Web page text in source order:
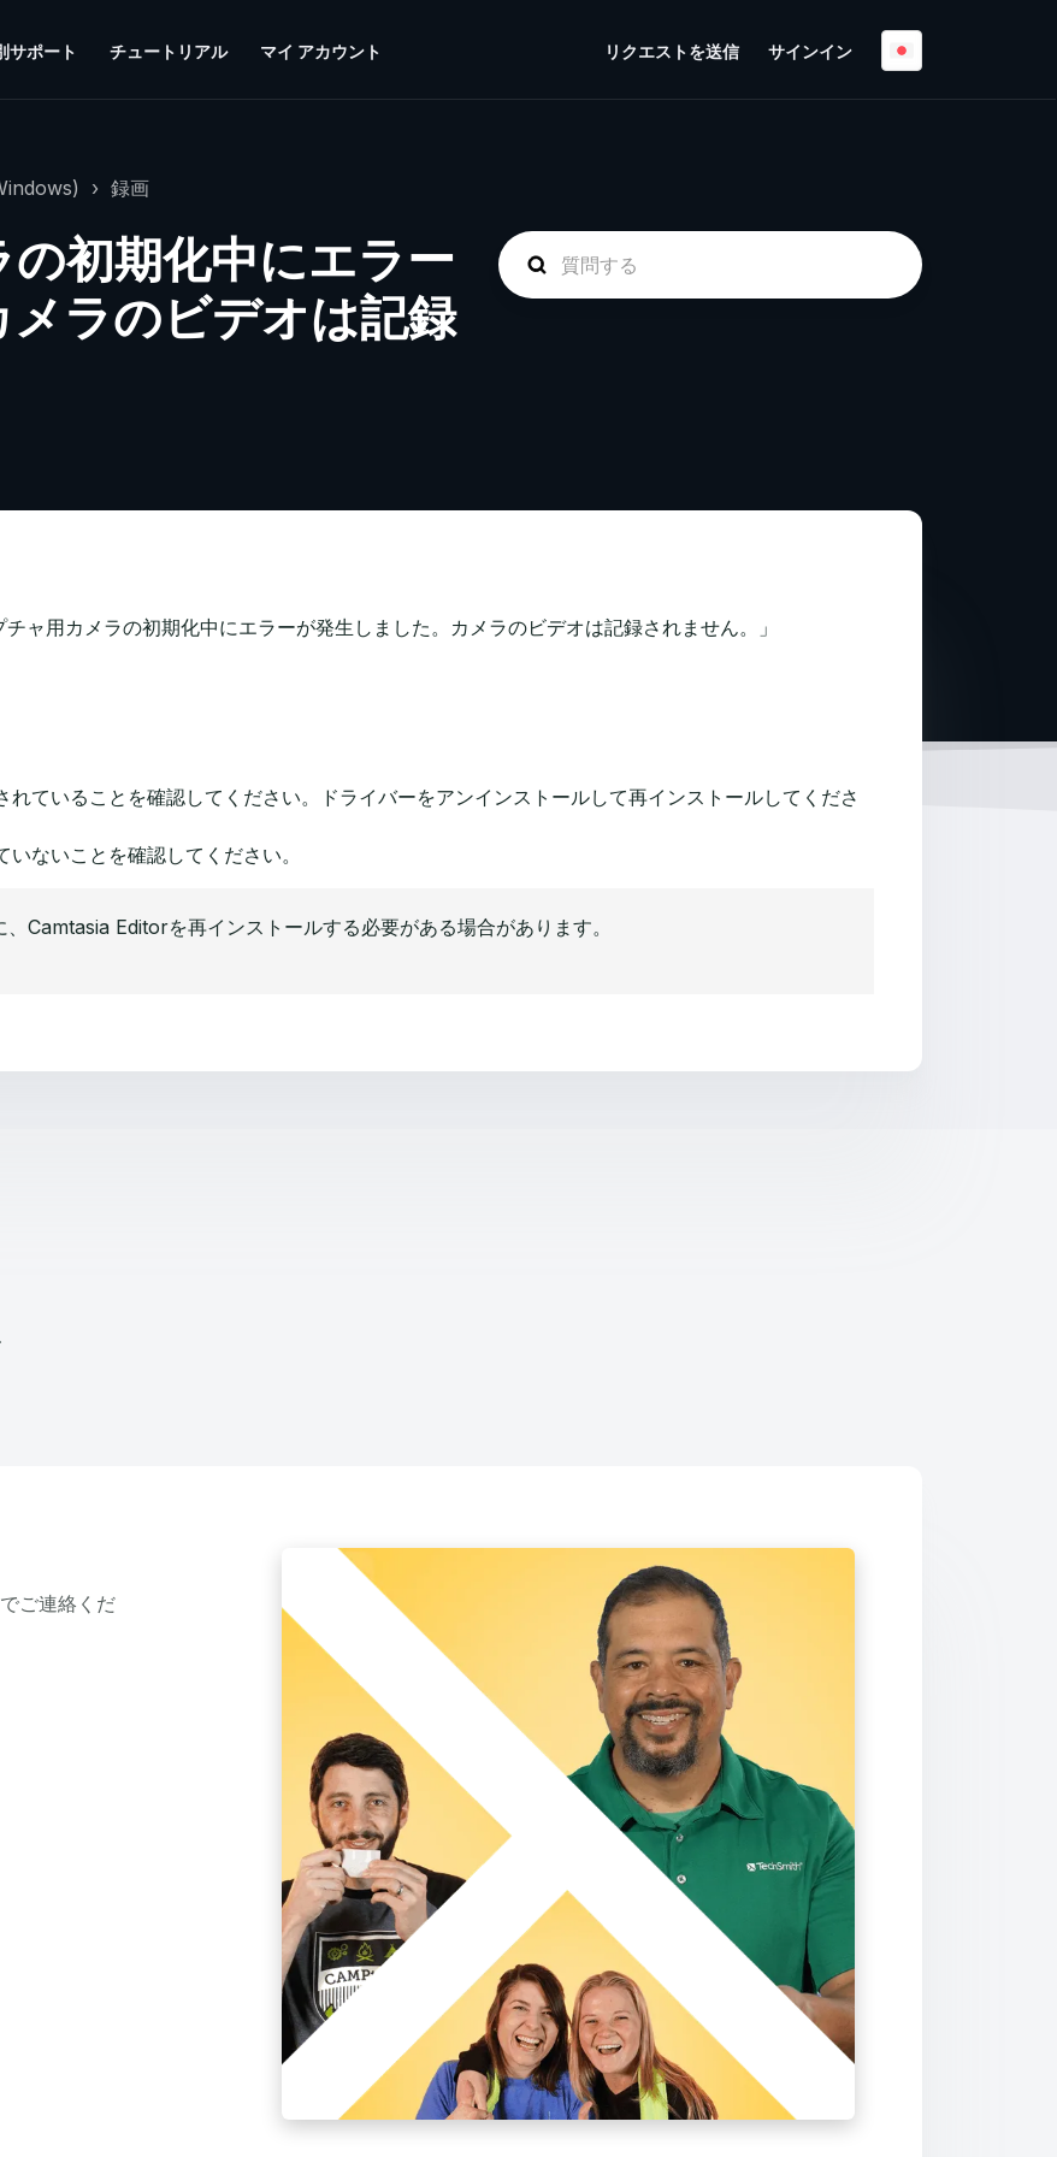
サポート チュートリアル マイ アカウント リクエストを送信 サインイン
録画
初期化中にエラー
ラのビデオは記録
ャ用カメラの初期化中にエラーが発生しました。カメラのビデオは記録されません。」
ていることを確認してください。ドライバーをアンインストールして再インストールしてくださ
ないことを確認してください。
Camtasia Editorを再インストールする必要がある場合があります。
ご連絡くだ